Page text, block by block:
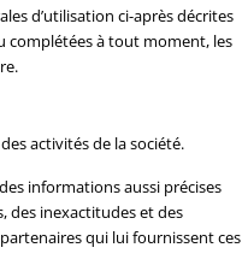
d’utilisation ci-après décrites
complétées à tout moment, les
activités de la société.
des informations aussi précises
des inexactitudes et des
qui lui fournissent ces